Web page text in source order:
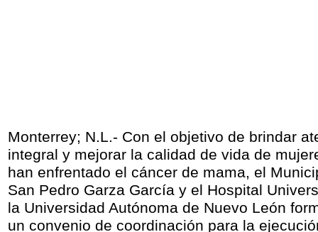
Monterrey; N.L.- Con el objetivo de brindar
integral y mejorar la calidad de vida de
han enfrentado el cáncer de mama, el
San Pedro Garza García y el Hospital
la Universidad Autónoma de Nuevo León
un convenio de coordinación para la